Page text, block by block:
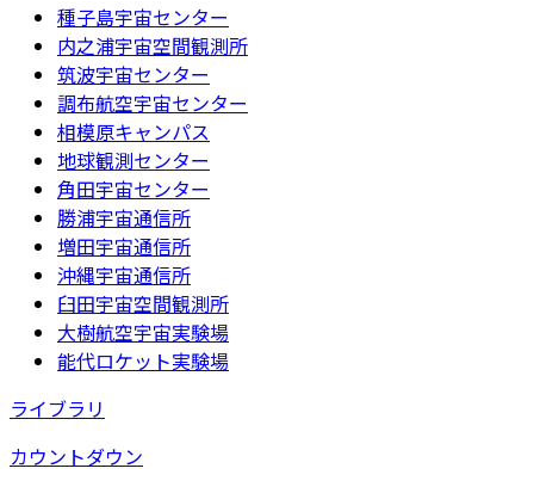
種子島宇宙センター
内之浦宇宙空間観測所
筑波宇宙センター
調布航空宇宙センター
相模原キャンパス
地球観測センター
角田宇宙センター
勝浦宇宙通信所
増田宇宙通信所
沖縄宇宙通信所
臼田宇宙空間観測所
大樹航空宇宙実験場
能代ロケット実験場
ライブラリ
カウントダウン